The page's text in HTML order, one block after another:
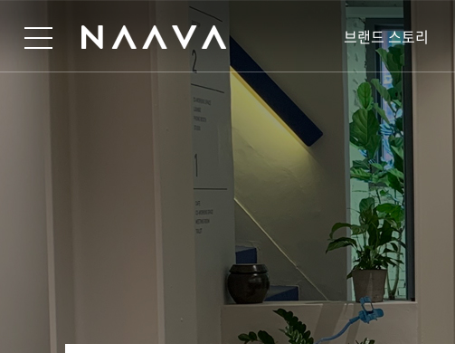
브랜드 스토리